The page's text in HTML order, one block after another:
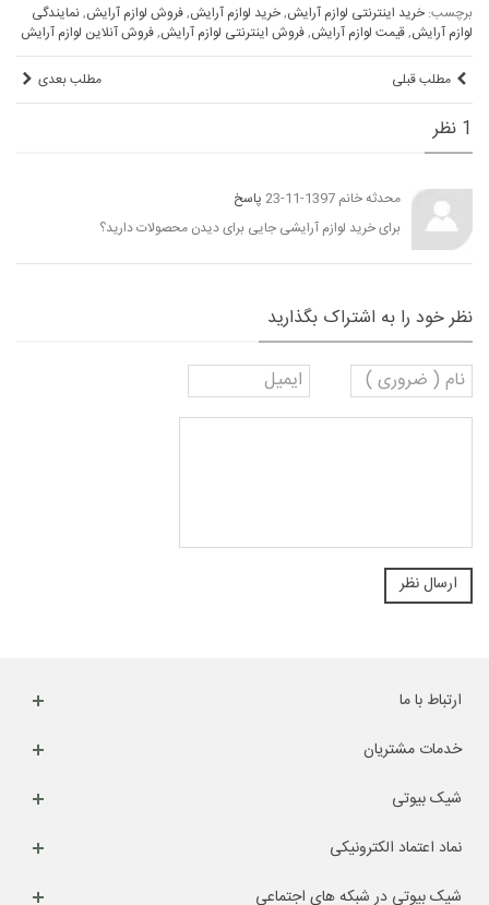
برچسب: خرید اینترنتی لوازم آرایش,خرید لوازم آرایش,فروش لوازم آرایش,نمایندگی
لوازم آرایش,قیمت لوازم آرایش,فروش اینترنتی لوازم آرایش,فروش آنلاین لوازم آرایش
مطلب قبلی مطلب بعدی
1 نظر
محدثه خانم 1397-11-23
پاسخ
برای خرید لوازم آرایشی جایی برای دیدن محصولات دارید؟
نظر خود را به اشتراک بگذارید
ارتباط با ما
خدمات مشتریان
شیک بیوتی
نماد اعتماد الکترونیکی
شیک بیوتی در شبکه های اجتماعی